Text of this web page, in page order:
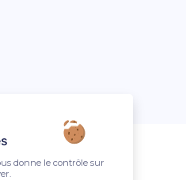
donne le contrôle sur